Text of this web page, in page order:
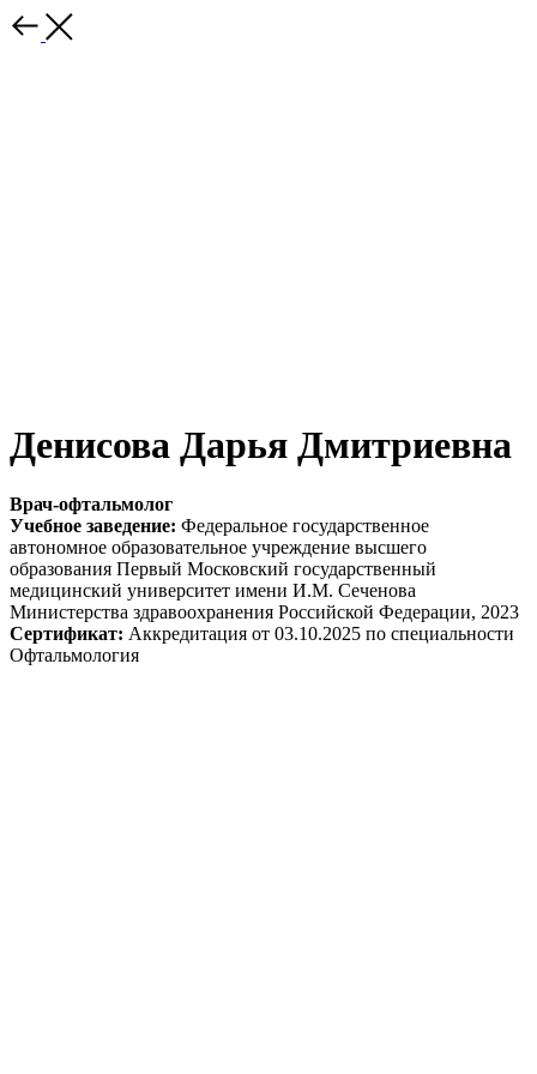
Денисова Дарья Дмитриевна
Врач-офтальмолог
Учебное заведение: Федеральное государственное
автономное образовательное учреждение высшего
образования Первый Московский государственный
медицинский университет имени И.М. Сеченова
Министерства здравоохранения Российской Федерации, 2023
Сертификат: Аккредитация от 03.10.2025 по специальности
Офтальмология